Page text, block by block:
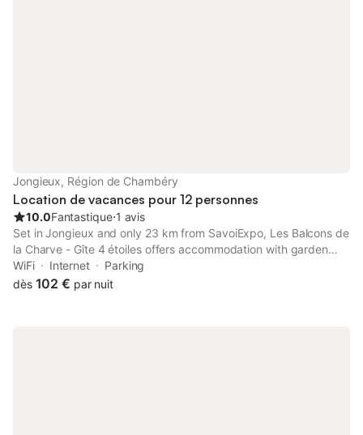
Jongieux, Région de Chambéry
Location de vacances pour 12 personnes
10.0Fantastique⋅1 avis
Set in Jongieux and only 23 km from SavoiExpo, Les Balcons de
la Charve - Gîte 4 étoiles offers accommodation with garden
views, free WiFi and free private parking.
WiFi Internet
Parking
dès 102 € par nuit